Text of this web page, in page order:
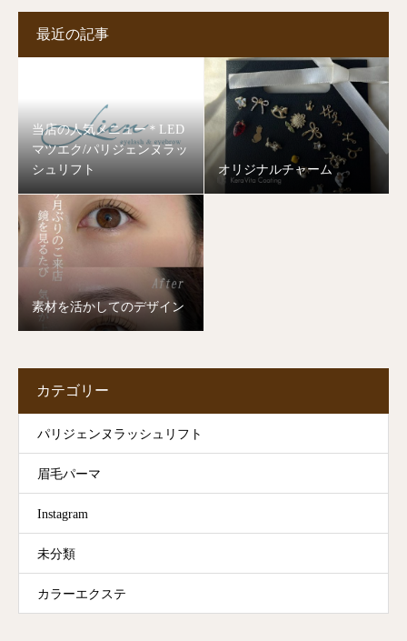
最近の記事
当店の人気メニュー＊LED
マツエク/パリジェンヌラッ
シュリフト
オリジナルチャーム
素材を活かしてのデザイン
カテゴリー
パリジェンヌラッシュリフト
眉毛パーマ
Instagram
未分類
カラーエクステ